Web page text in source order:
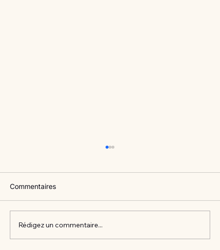
Commentaires
Rédigez un commentaire...